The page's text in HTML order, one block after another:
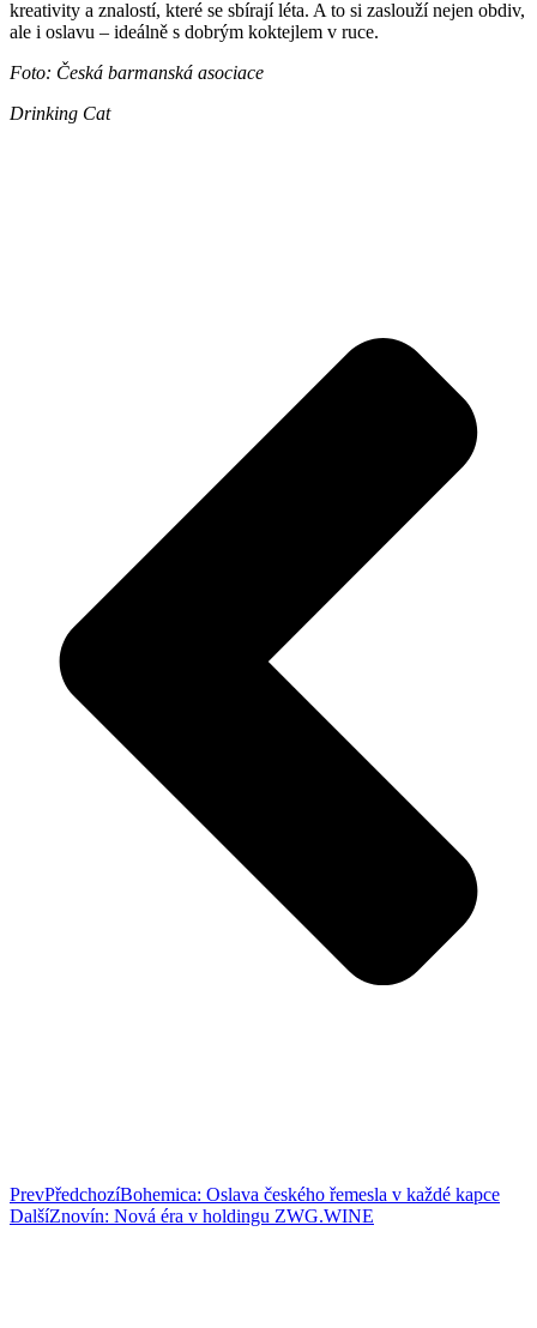
kreativity a znalostí, které se sbírají léta. A to si zaslouží nejen obdiv,
ale i oslavu – ideálně s dobrým koktejlem v ruce.
Foto: Česká barmanská asociace
Drinking Cat
PrevPředchozíBohemica: Oslava českého řemesla v každé kapce
DalšíZnovín: Nová éra v holdingu ZWG.WINE